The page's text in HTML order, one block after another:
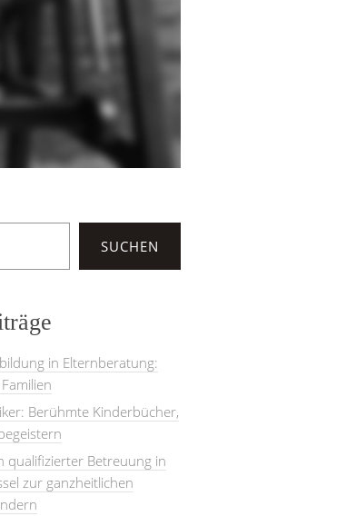
SUCHEN
in Elternberatung:
Berühmte Kinderbücher,
qualifizierter Betreuung in
zur ganzheitlichen